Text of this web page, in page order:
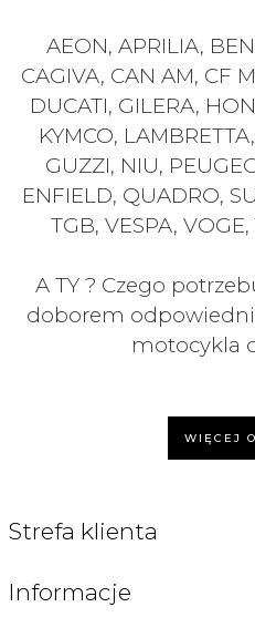
AEON, APRILIA,
CAGIVA, CAN AM, CF
DUCATI, GILERA,
KYMCO,
GUZZI, NIU,
ENFIELD, QUADRO,
TGB, VESPA,
A TY ? Czego
doborem
motocykla
WIĘCEJ
Strefa klienta
Informacje